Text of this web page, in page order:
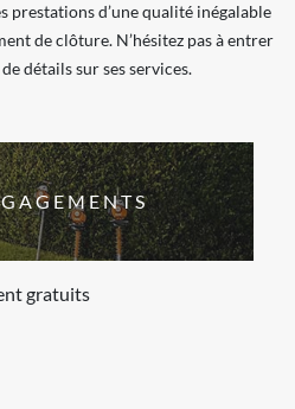
prestations d’une qualité inégalable
de clôture. N’hésitez pas à entrer
détails sur ses services.
gratuits